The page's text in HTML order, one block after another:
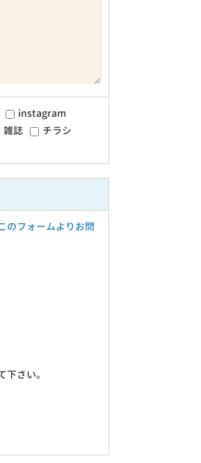
instagram
雑誌
チラシ
のフォームよりお問
さい。